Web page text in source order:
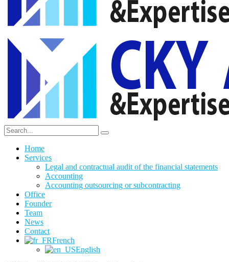
Home
Services
Legal and contractual audit of the financial statements
Accounting
Accounting outsourcing or subcontracting
Office
Founder
Team
News
Contact
French
English